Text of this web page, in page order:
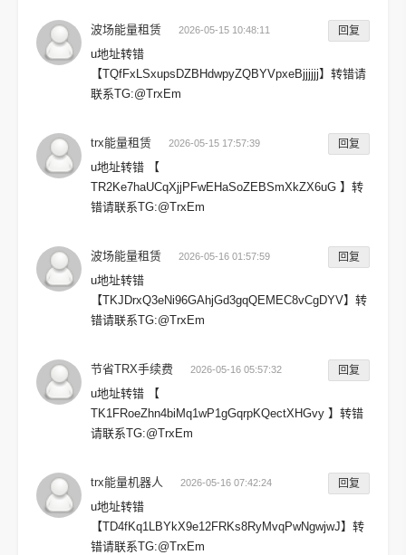
波场能量租赁 2026-05-15 10:48:11 回复
u地址转错
【TQfFxLSxupsDZBHdwpyZQBYVpxeBjjjjjj】转错请
联系TG:@TrxEm
trx能量租赁 2026-05-15 17:57:39 回复
u地址转错 【
TR2Ke7haUCqXjjPFwEHaSoZEBSmXkZX6uG 】转
错请联系TG:@TrxEm
波场能量租赁 2026-05-16 01:57:59 回复
u地址转错
【TKJDrxQ3eNi96GAhjGd3gqQEMEC8vCgDYV】转
错请联系TG:@TrxEm
节省TRX手续费 2026-05-16 05:57:32 回复
u地址转错 【
TK1FRoeZhn4biMq1wP1gGqrpKQectXHGvy 】转错
请联系TG:@TrxEm
trx能量机器人 2026-05-16 07:42:24 回复
u地址转错
【TD4fKq1LBYkX9e12FRKs8RyMvqPwNgwjwJ】转
错请联系TG:@TrxEm